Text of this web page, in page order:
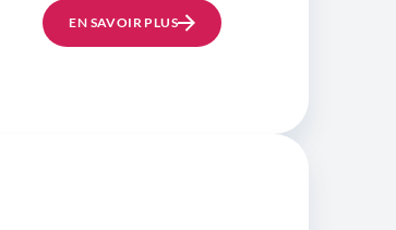
EN SAVOIR PLUS